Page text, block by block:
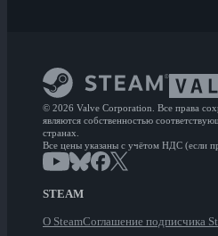
© 2026 Valve Corporation. Все права
являются собственностью
странах.
Все цены указаны с учётом НДС (если
STEAM
О SteamСоглашение подписчика